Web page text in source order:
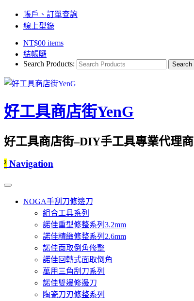
帳戶、訂單查詢
線上型錄
NT$00 items
結帳囉
Search Products:
好工具商店街YenG
好工具商店街–DIY手工具專業代理商
² Navigation
NOGA手刮刀修邊刀
組合工具系列
諾佳重型修整系列3.2mm
諾佳精緻修整系列2.6mm
諾佳面取倒角修整
諾佳回轉式面取倒角
萬用三角刮刀系列
諾佳雙邊修邊刀
陶瓷刀刃修整系列